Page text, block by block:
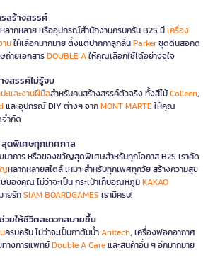
สร้างสรรค์
ลากหลาย หรืออุปกรณ์สำนักงานครบครัน B2S มีเครื่อง
นให้เลือกมากมาย ตั้งแต่ปากกาลูกลื่นParkerชุดดินสอกด
ถ่ายเอกสารDOUBLE Aให้คุณเลือกใช้ได้อย่างจุใจ
งสรรค์ไม่รู้จบ
ะและงานฝีมือสำหรับคนสร้างสรรค์ตัวจริง ทั้งสีไม้Colleen,
และอุปกรณ์ DIY ต่างๆ จากMONT MARTEให้คุณ
จำกัด
ดพิเศษทุกเทศกาล
าการ หรือของขวัญสุดพิเศษสำหรับทุกโอกาส B2S เราคัด
ญหลากหลายสไตล์ เหมาะสำหรับทุกเพศทุกวัย สร้างความสุข
ของคุณ ไม่ว่าจะเป็น กระเป๋าเก็บอุณหภูมิKAKAO
ายรักSIAM BOARDGAMES เรามีครบ!
วยให้ชีวิตสะดวกสบายขึ้น
ครบครัน ไม่ว่าจะเป็นกาต้มน้ำAnitech, เครื่องฟอกอากาศ
ทางการแพทย์Double A Careและสินค้าอื่น ๆ อีกมากมาย